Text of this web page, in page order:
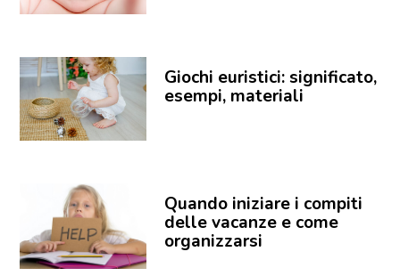
Giochi euristici: significato,
esempi, materiali
Quando iniziare i compiti
delle vacanze e come
organizzarsi